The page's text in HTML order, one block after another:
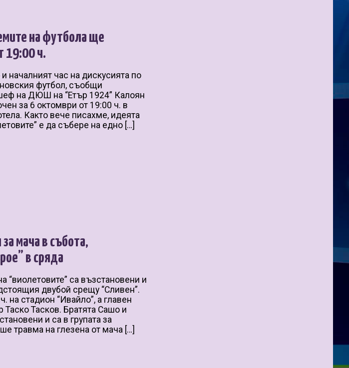
на футбола ще
19:00 ч.
началният час на дискусията по
футбол, съобщи
на ДЮШ на “Етър 1924” Калоян
за 6 октомври от 19:00 ч. в
Както вече писахме, идеята
е да събере на едно […]
мача в събота,
в сряда
“виолетовите” са възстановени и
двубой срещу “Сливен”.
на стадион “Ивайло”, а главен
Тасков. Братята Сашо и
и са в групата за
травма на глезена от мача […]